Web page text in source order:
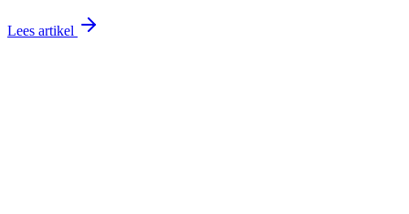
Lees artikel